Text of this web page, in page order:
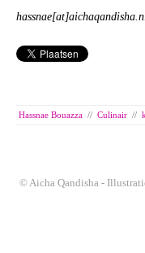
Hassnae Bouazza // Culinair //
© Aicha Qandisha -